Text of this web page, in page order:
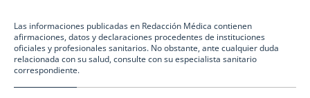
Las informaciones publicadas en Redacción Médica contienen
afirmaciones, datos y declaraciones procedentes de instituciones
oficiales y profesionales sanitarios. No obstante, ante cualquier duda
relacionada con su salud, consulte con su especialista sanitario
correspondiente.